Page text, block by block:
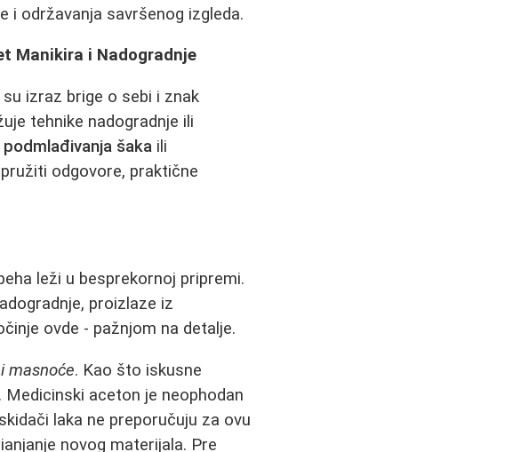
i održavanja savršenog izgleda.
Manikira i Nadogradnje
izraz brige o sebi i znak
tehnike nadogradnje ili
podmlađivanja šaka ili
odgovore, praktične
leži u besprekornoj pripremi.
proizlaze iz
ovde - pažnjom na detalje.
masnoće. Kao što iskusne
aceton je neophodan
laka ne preporučuju za ovu
novog materijala. Pre